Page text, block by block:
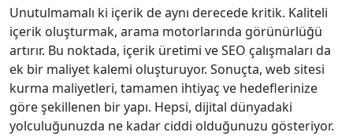
Unutulmamalı ki içerik de aynı derecede kritik. Kaliteli
içerik oluşturmak, arama motorlarında görünürlüğü
artırır. Bu noktada, içerik üretimi ve SEO çalışmaları da
ek bir maliyet kalemi oluşturuyor. Sonuçta, web sitesi
kurma maliyetleri, tamamen ihtiyaç ve hedeflerinize
göre şekillenen bir yapı. Hepsi, dijital dünyadaki
yolculuğunuzda ne kadar ciddi olduğunuzu gösteriyor.